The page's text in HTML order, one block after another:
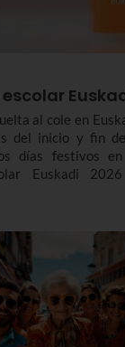
al cole en
del inicio y fin
días festivos
Euskadi